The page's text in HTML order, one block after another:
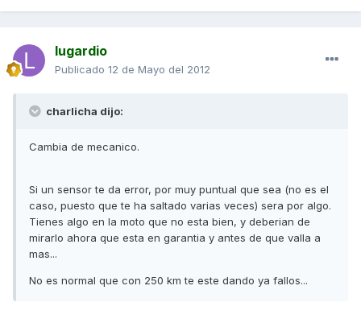
lugardio
Publicado 12 de Mayo del 2012
charlicha dijo:
Cambia de mecanico.
Si un sensor te da error, por muy puntual que sea (no es el
caso, puesto que te ha saltado varias veces) sera por algo.
Tienes algo en la moto que no esta bien, y deberian de
mirarlo ahora que esta en garantia y antes de que valla a
mas...
No es normal que con 250 km te este dando ya fallos...